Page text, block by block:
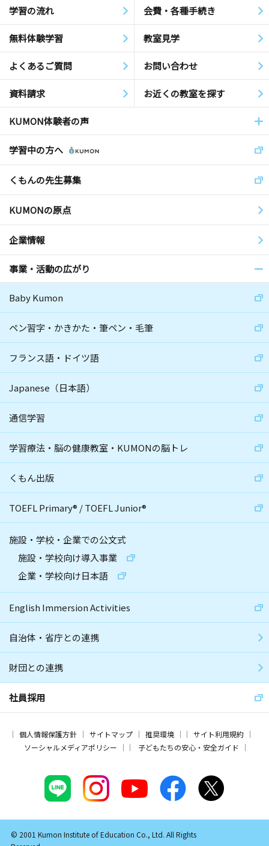
学習の流れ 会費・各種手続き
無料体験学習 教室見学
よくあるご質問 お問い合わせ
資料請求 お近くの教室を探す
KUMON体験者の声
学習中の方へ
くもんの先生募集
KUMONの原点
企業情報
事業・活動の広がり
Baby Kumon
ペン習字・かきかた・筆ペン・毛筆
フランス語・ドイツ語
Japanese（日本語）
通信学習
学習療法・脳の健康教室・KUMONの脳トレ
くもん出版
TOEFL Primary® /TOEFL Junior®
施設・学校・企業での公文式
施設・学校向け導入事業
企業・学校向け日本語
English Immersion Activities
自治体・省庁との連携
財団との連携
社員採用
個人情報保護方針 サイトマップ 推奨環境
サイト利用規約
ソーシャルメディアポリシー
子どもたちの安心・安全ガイド
© 2001 Kumon Institute of Education Co., Ltd. All Rights